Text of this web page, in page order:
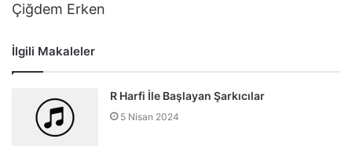
Çiğdem Erken
İlgili Makaleler
R Harfi İle Başlayan Şarkıcılar
5 Nisan 2024